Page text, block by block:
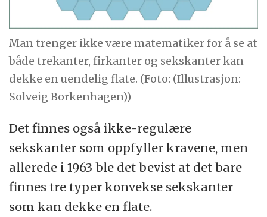
Man trenger ikke være matematiker for å se at
både trekanter, firkanter og sekskanter kan
dekke en uendelig flate. (Foto: (Illustrasjon:
Solveig Borkenhagen))
Det finnes også ikke-regulære
sekskanter som oppfyller kravene, men
allerede i 1963 ble det bevist at det bare
finnes tre typer konvekse sekskanter
som kan dekke en flate.